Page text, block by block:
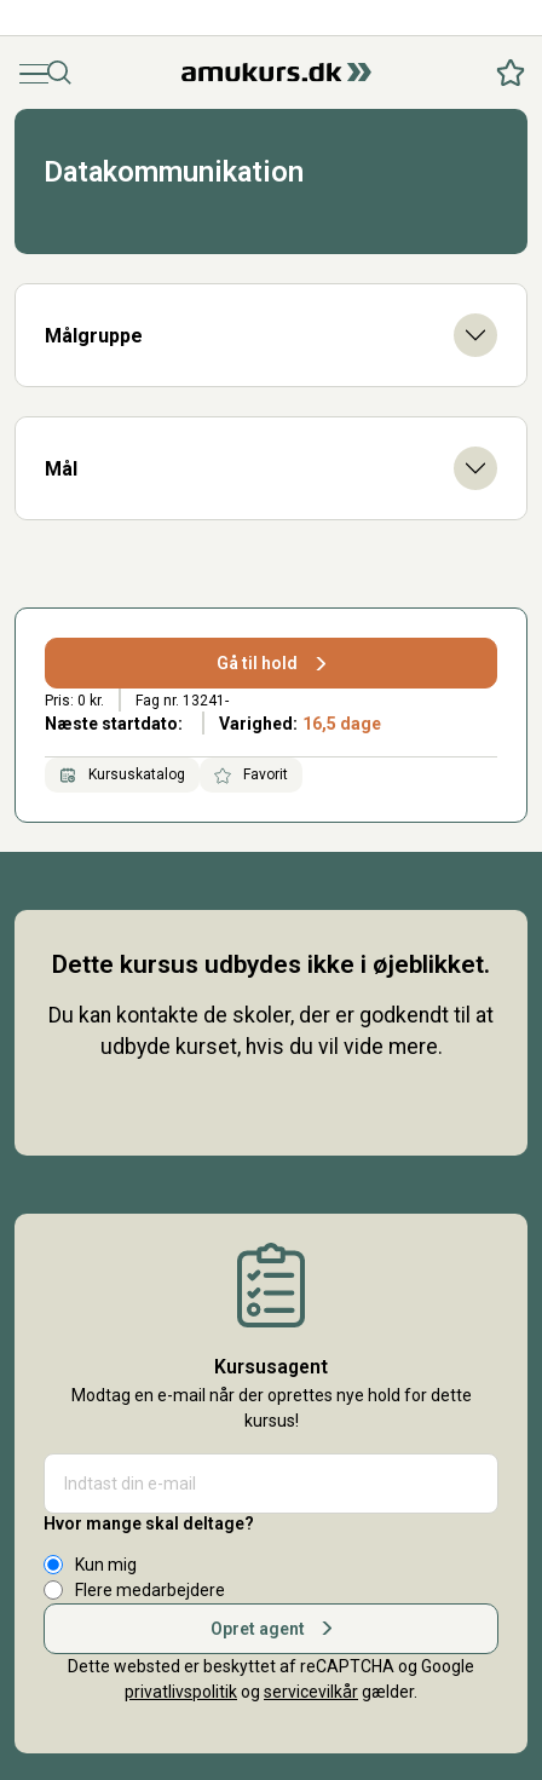
MenuSøg
Datakommunikation
Målgruppe
Mål
Gå til hold
Pris: 0 kr. Fag nr. 13241-
Næste startdato: Varighed: 16,5 dage
Kursuskatalog Favorit
Dette kursus udbydes ikke i øjeblikket.
Du kan kontakte de skoler, der er godkendt til at
udbyde kurset, hvis du vil vide mere.
Kursusagent
Modtag en e-mail når der oprettes nye hold for dette
kursus!
Hvor mange skal deltage?
Kun mig
Flere medarbejdere
Opret agent
Dette websted er beskyttet af reCAPTCHA og Google
privatlivspolitikog servicevilkårgælder.